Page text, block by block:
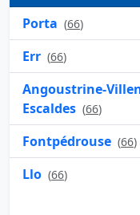
Porta (66)
Err (66)
Angoustrine-
Escaldes (66)
Fontpédrouse (66)
Llo (66)